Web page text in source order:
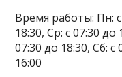
Время работы: Пн: с
18:30, Ср: с 07:30 до
07:30 до 18:30, Сб: с
16:00